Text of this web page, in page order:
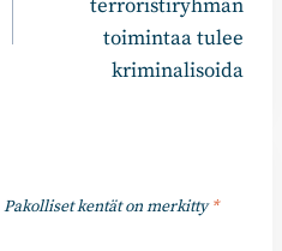
terroristiryhmän
toimintaa tulee
kriminalisoida
Pakolliset kentät on merkitty*